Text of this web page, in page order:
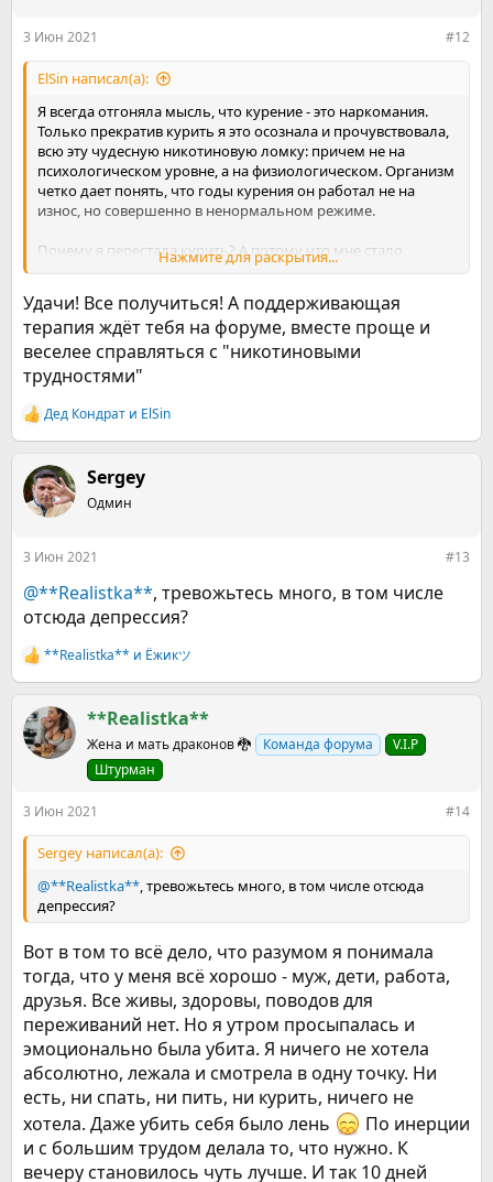
3 Июн 2021 #12
ElSin написал(а):
Я всегда отгоняла мысль, что курение - это наркомания.
Только прекратив курить я это осознала и прочувствовала,
всю эту чудесную никотиновую ломку: причем не на
психологическом уровне, а на физиологическом. Организм
четко дает понять, что годы курения он работал не на
износ, но совершенно в ненормальном режиме.
Почему я перестала курить? А потому что мне стало
страшно за здоровье, последнее время никотиновая соска
когда прижало хорошенько желание перестать курить
укоренилось и я перестала вставлять в рот сигареты и
поджигать их.
Первый раз я покурила лет в 16 и баловалась по несколько
затяжек раз в 2-3 месяца, с 17 лет курение стало
ежедневным, но это было 2-3 шт в день, за весь период до
апреля 2021 года у меня было 2 перерыва примерно по
году. Последние 4 года я выкуривала 7-9 шт и в марте этого
года, после затяжного стресса и длительного жесткого
переутомления я словила ПА, которые меня посещали уже
(я в курсе, что такого диагноза нет, но так понятно будет,
что именно меня начало беспокоить) и в силу
эмоционального истощения я начала метаться и пытаться
вернуться к нормальному самочувствию, продолжая
курить, но уже меня начинало кошмарить от сигарет и я
сократила их количество. В апреле состояние вроде
немного начало стабилизироваться, но я же не ищу легких
путей и записалась на интернет-марафон в вк, который
обещал, что я избавлюсь от плохого самочувствия, страхов,
верну жизненную энергию и т.д. Посетила я этот марафон, в
полном предвкушении чуда и оно случилось - там
прорабатывали дыхательную технику ребефинг, в общем
меня с него накрыло еще хуже, чем от ПА, а на следующий
день я словила гипертонический криз. Тут уже просто
вызывала ухудшение. Вот так начался мой безникотиновый
путь.
Первые две недели состояние было жуть: голова
кружилась, чсс замедлилось, голову стягивало обручем,
кошмарило на 10 из 10. Сейчас 54 дня, как я не курю и
периодически появляются новые симптомы, которые
неприятны (речь не о диком желании покурить, я вообще
не хочу курить и мне противна одна мысль про это). На
данный момент появилась утренняя тревога: вот
просыпаюсь рано и нормально, если усну и через час два
проснувшись уже чувствую внутреннее напряжение,
холодок такой неприятный по рукам, в груди как
беспокойство какое - это очень неприятно. Также
появилось щемление: это вот как ты хочешь вот вот
разрыдаться, чувство такой дикой тоски - это и не совсем
ком в горле, но что-то близкое к нему. Вот эти ощущения
Нажмите для раскрытия...
Удачи! Все получиться! А поддерживающая
терапия ждёт тебя на форуме, вместе проще и
веселее справляться с "никотиновыми
трудностями"
Р
е
к
ц
и
Дед Кондрат и ElSin
Sergey
Одмин
3 Июн 2021 #13
@**Realistka**, тревожьтесь много, в том числе
отсюда депрессия?
Р
е
к
ц
и
**Realistka** и Ёжикツ︎
**Realistka**
Жена и мать драконов 🐉 Команда форума
V.I.P
Штурман
3 Июн 2021 #14
Sergey написал(а):
@**Realistka**, тревожьтесь много, в том числе отсюда
депрессия?
Вот в том то всё дело, что разумом я понимала
тогда, что у меня всё хорошо - муж, дети, работа,
друзья. Все живы, здоровы, поводов для
переживаний нет. Но я утром просыпалась и
эмоционально была убита. Я ничего не хотела
абсолютно, лежала и смотрела в одну точку. Ни
есть, ни спать, ни пить, ни курить, ничего не
хотела. Даже убить себя было лень
По инерции
и с большим трудом делала то, что нужно. К
вечеру становилось чуть лучше. И так 10 дней